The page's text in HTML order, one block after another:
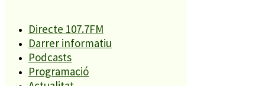
Directe 107.7FM
Darrer informatiu
Podcasts
Programació